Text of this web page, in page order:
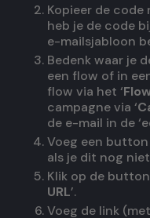
Kopieer de code
heb je de code
e-mailsjabloon
Bedenk waar je
een flow of in
flow via het ‘
campagne via ‘
de e-mail in de
Voeg een
als je dit nog
Klik op de button
URL’.
Voeg de link